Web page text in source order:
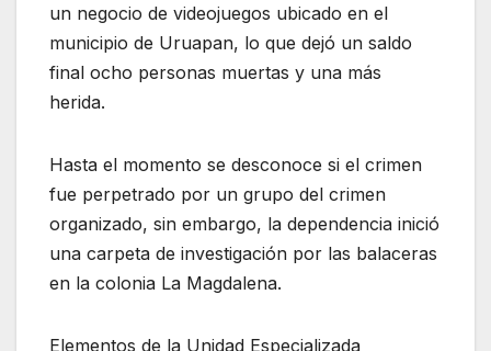
un negocio de videojuegos ubicado en el
municipio de Uruapan, lo que dejó un saldo
final ocho personas muertas y una más
herida.
Hasta el momento se desconoce si el crimen
fue perpetrado por un grupo del crimen
organizado, sin embargo, la dependencia inició
una carpeta de investigación por las balaceras
en la colonia La Magdalena.
Elementos de la Unidad Especializada